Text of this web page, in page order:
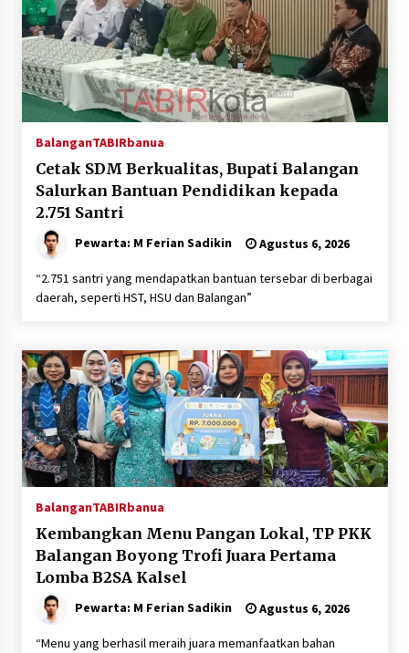
BalanganTABIRbanua
Cetak SDM Berkualitas, Bupati Balangan
Salurkan Bantuan Pendidikan kepada
2.751 Santri
Pewarta: M Ferian Sadikin Agustus 6, 2026
“2.751 santri yang mendapatkan bantuan tersebar di berbagai
daerah, seperti HST, HSU dan Balangan”
BalanganTABIRbanua
Kembangkan Menu Pangan Lokal, TP PKK
Balangan Boyong Trofi Juara Pertama
Lomba B2SA Kalsel
Pewarta: M Ferian Sadikin Agustus 6, 2026
“Menu yang berhasil meraih juara memanfaatkan bahan